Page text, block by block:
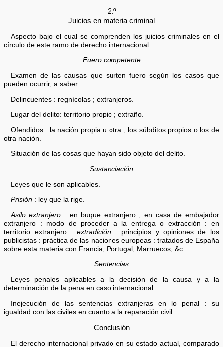
2.º
Juicios en materia criminal
Aspecto bajo el cual se comprenden los juicios criminales en el
círculo de este ramo de derecho internacional.
Fuero competente
Examen de las causas que surten fuero según los casos que
pueden ocurrir, a saber:
Delincuentes : regnícolas ; extranjeros.
Lugar del delito: territorio propio ; extraño.
Ofendidos : la nación propia u otra ; los súbditos propios o los de
otra nación.
Situación de las cosas que hayan sido objeto del delito.
Sustanciación
Leyes que le son aplicables.
Prisión: ley que la rige.
Asilo extranjero : en buque extranjero ; en casa de embajador
extranjero : modo de proceder a la entrega o extracción : en
territorio extranjero :extradición : principios y opiniones de los
publicistas : práctica de las naciones europeas : tratados de España
sobre esta materia con Francia, Portugal, Marruecos, &c.
Sentencias
Leyes penales aplicables a la decisión de la causa y a la
determinación de la pena en caso internacional.
Inejecución de las sentencias extranjeras en lo penal : su
igualdad con las civiles en cuanto a la reparación civil.
Conclusión
El derecho internacional privado en su estado actual, comparado